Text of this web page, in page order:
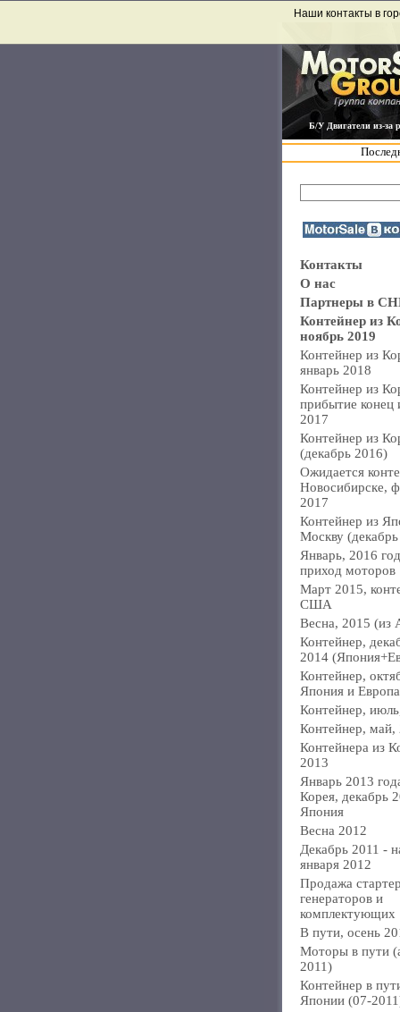
Б/У Двигатели из-за
Наши контакты в
Контакты
О нас
Партнеры в
Контейнер из
ноябрь 2019
Контейнер из
январь 2018
Контейнер из
прибытие конец
2017
Контейнер из
(декабрь 2016)
Ожидается
Новосибирске,
2017
Контейнер из
Москву
Январь, 2016
приход моторов
Март 2015,
США
Весна, 2015 (из
Контейнер,
2014
Контейнер,
Япония и
Контейнер,
Контейнер, май,
Контейнера из
2013
Январь 2013
Корея, декабрь
Япония
Весна 2012
Декабрь 2011 -
января 2012
Продажа
генераторов и
комплектующих
В пути, осень
Моторы в пути
2011)
Контейнер в
Японии (07-